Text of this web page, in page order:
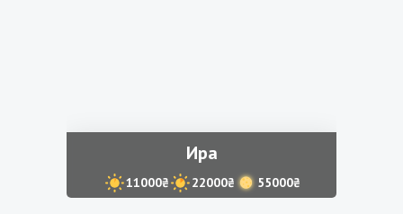
Ира
11000₴ 22000₴ 55000₴